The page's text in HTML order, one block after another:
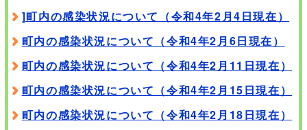
]町内の感染状況について（令和4年2月4日現在）
町内の感染状況について（令和4年2月6日現在）
町内の感染状況について（令和4年2月11日現在）
町内の感染状況について（令和4年2月15日現在）
町内の感染状況について（令和4年2月18日現在）